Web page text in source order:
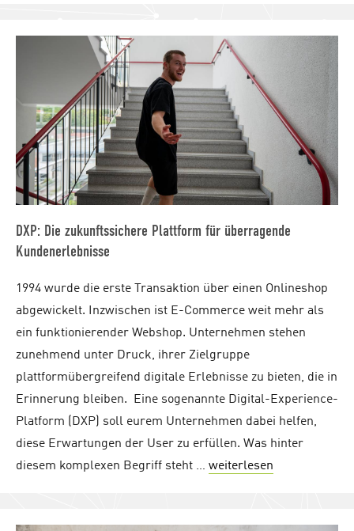
DXP: Die zukunftssichere Plattform für überragende
Kundenerlebnisse
1994 wurde die erste Transaktion über einen Onlineshop
abgewickelt. Inzwischen ist E-Commerce weit mehr als
ein funktionierender Webshop. Unternehmen stehen
zunehmend unter Druck, ihrer Zielgruppe
plattformübergreifend digitale Erlebnisse zu bieten, die in
Erinnerung bleiben. Eine sogenannte Digital-Experience-
Platform (DXP) soll eurem Unternehmen dabei helfen,
diese Erwartungen der User zu erfüllen. Was hinter
diesem komplexen Begriff steht … weiterlesen